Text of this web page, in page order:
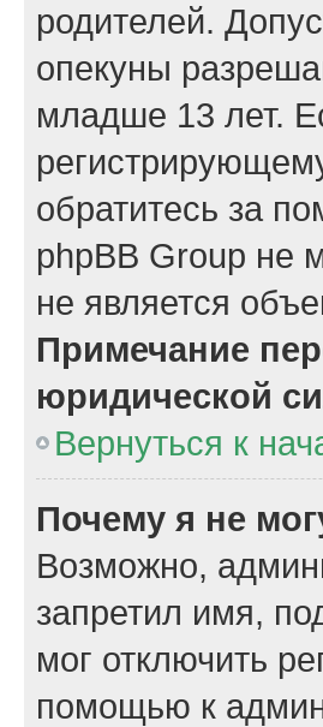
родителей.
опекуны
младше 13 лет.
обратитесь за
phpBB Group не
не является
Примечание
юридической
Вернуться к
Почему я не
Возможно,
запретил имя,
мог отключить
помощью к